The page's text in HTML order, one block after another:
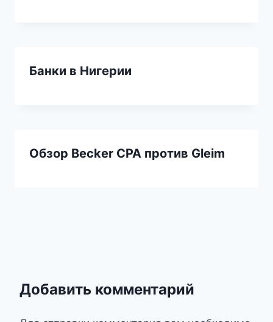
Банки в Нигерии
Обзор Becker CPA против Gleim
Добавить комментарий